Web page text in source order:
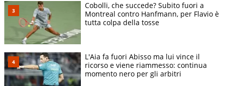
Cobolli, che succede? Subito fuori a
Montreal contro Hanfmann, per Flavio è
tutta colpa della tosse
L'Aia fa fuori Abisso ma lui vince il
ricorso e viene riammesso: continua
momento nero per gli arbitri